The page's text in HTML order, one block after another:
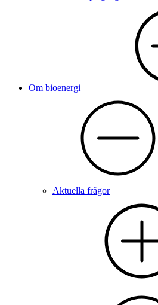
Om bioenergi
Aktuella frågor